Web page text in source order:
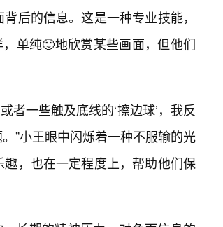
后的信息。这是一种专业技能，
单纯🙂地欣赏某些画面，但他们
者一些触及底线的‘擦边球’，我反
”小王眼中闪烁着一种不服输的光
，也在一定程度上，帮助他们保